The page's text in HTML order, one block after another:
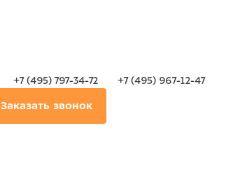
+7 (495) 797-34-72 +7 (495) 967-12-47
Заказать звонок